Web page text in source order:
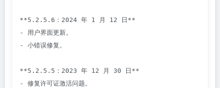
**5.2.5.6：2024 年 1 月 12 日**
- 用户界面更新。
- 小错误修复。
**5.2.5.5：2023 年 12 月 30 日**
- 修复许可证激活问题。